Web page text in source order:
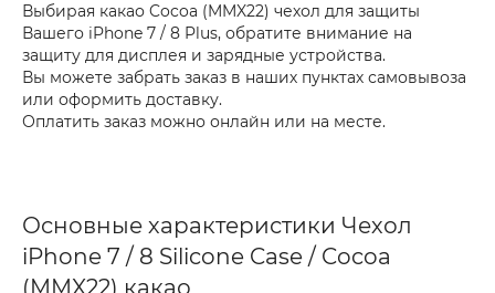
Выбирая какао Cocoa (MMX22) чехол для защиты
Вашего iPhone 7 / 8 Plus, обратите внимание на
защиту для дисплея и зарядные устройства.
Вы можете забрать заказ в наших пунктах самовывоза
или оформить доставку.
Оплатить заказ можно онлайн или на месте.
Основные характеристики Чехол
iPhone 7 / 8 Silicone Case / Cocoa
(MMX22) какао